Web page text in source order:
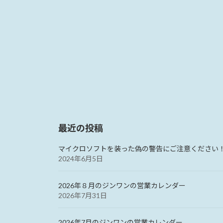
最近の投稿
マイクロソフトを装った偽の警告にご注意ください
2024年6月5日
2026年８月のジンワンの営業カレンダー
2026年7月31日